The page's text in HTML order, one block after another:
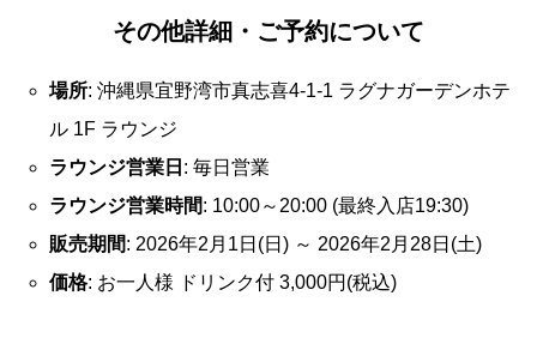
その他詳細・ご予約について
場所: 沖縄県宜野湾市真志喜4-1-1 ラグナガーデンホテ
ル 1F ラウンジ
ラウンジ営業日 : 毎日営業
ラウンジ営業時間: 10:00～20:00 (最終入店19:30)
販売期間: 2026年2月1日(日) ～ 2026年2月28日(土)
価格: お一人様 ドリンク付 3,000円(税込)